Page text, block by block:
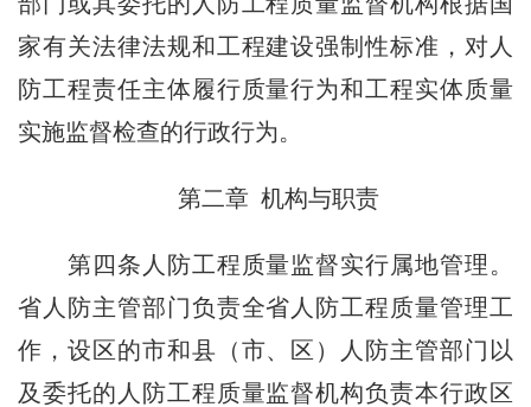
家有关法律法规和工程建设强制性标准，对人
防工程责任主体履行质量行为和工程实体质量
实施监督检查的行政行为。
第二章 机构与职责
第四条人防工程质量监督实行属地管理。
省人防主管部门负责全省人防工程质量管理工
作，设区的市和县（市、区）人防主管部门以
及委托的人防工程质量监督机构负责本行政区